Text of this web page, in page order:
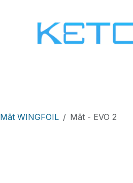
Mât WINGFOIL Mât - EVO 2